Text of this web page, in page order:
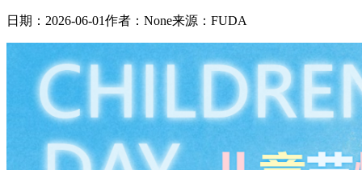
日期： 2026-06-01作者： None来源： FUDA